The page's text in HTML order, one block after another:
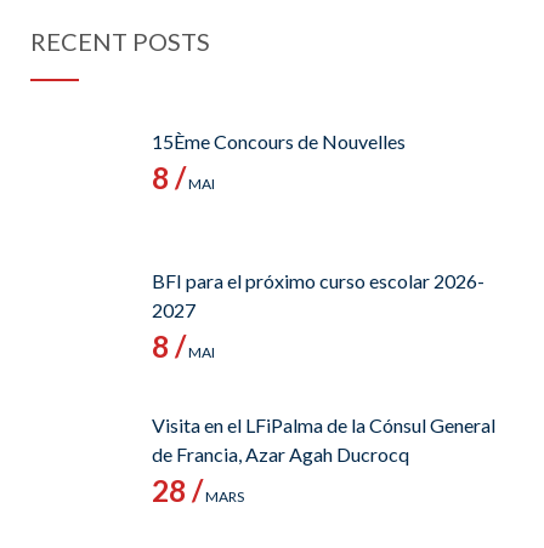
RECENT POSTS
15Ème Concours de Nouvelles
8 /MAI
BFI para el próximo curso escolar 2026-
2027
8 /MAI
Visita en el LFiPalma de la Cónsul General
de Francia, Azar Agah Ducrocq
28 /MARS